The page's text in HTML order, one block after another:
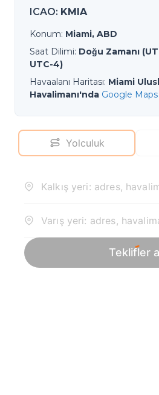
ICAO: KMIA
Konum: Miami, ABD
Saat Dilimi: Doğu Zamanı
UTC-4)
Havaalanı Haritası: Miami
Havalimanı'nda Google Maps